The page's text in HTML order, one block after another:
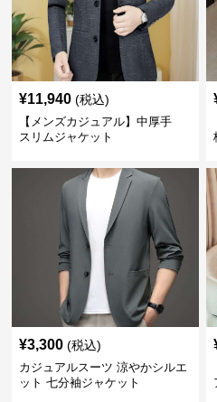
¥11,940 (税込)
【メンズカジュアル】中厚手
スリムジャケット
¥3,300 (税込)
カジュアルスーツ 涼やかシルエ
ット 七分袖ジャケット